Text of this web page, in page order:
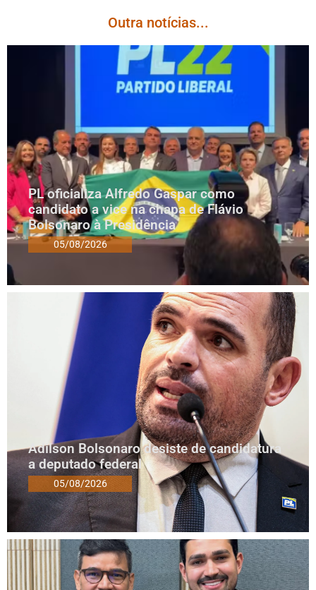
Outra notícias...
PL oficializa Alfredo Gaspar como
candidato a vice na chapa de Flávio
Bolsonaro à Presidência
05/08/2026
Adilson Bolsonaro desiste de candidatura
a deputado federal
05/08/2026